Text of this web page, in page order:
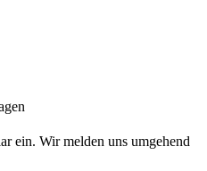
ein. Wir melden uns umgehend